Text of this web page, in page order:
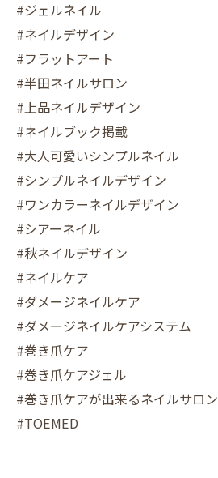
#ジェルネイル
#ネイルデザイン
#フラットアート
#半田ネイルサロン
#上品ネイルデザイン
#ネイルブック掲載
#大人可愛いシンプルネイル
#シンプルネイルデザイン
#ワンカラーネイルデザイン
#シアーネイル
#秋ネイルデザイン
#ネイルケア
#ダメージネイルケア
#ダメージネイルケアシステム
#巻き爪ケア
#巻き爪ケアジェル
#巻き爪ケアが出来るネイルサロン
#TOEMED